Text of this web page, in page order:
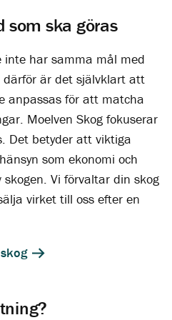
som ska göras
inte har samma mål med
är det självklart att
anpassas för att matcha
Moelven Skog fokuserar
Det betyder att viktiga
som ekonomi och
Vi förvaltar din skog
virket till oss efter en